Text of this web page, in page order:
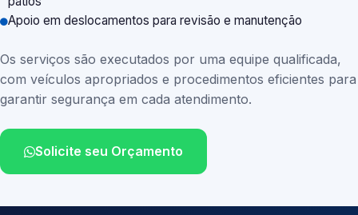
Apoio em deslocamentos para revisão e manutenção
Os serviços são executados por uma equipe qualificada,
com veículos apropriados e procedimentos eficientes para
garantir segurança em cada atendimento.
Solicite seu Orçamento